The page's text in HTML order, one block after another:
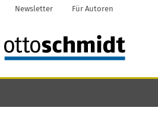
Newsletter Für Autoren